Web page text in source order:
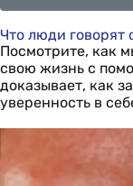
Что люди говорят
Посмотрите, как
свою жизнь с
доказывает, как
уверенность в